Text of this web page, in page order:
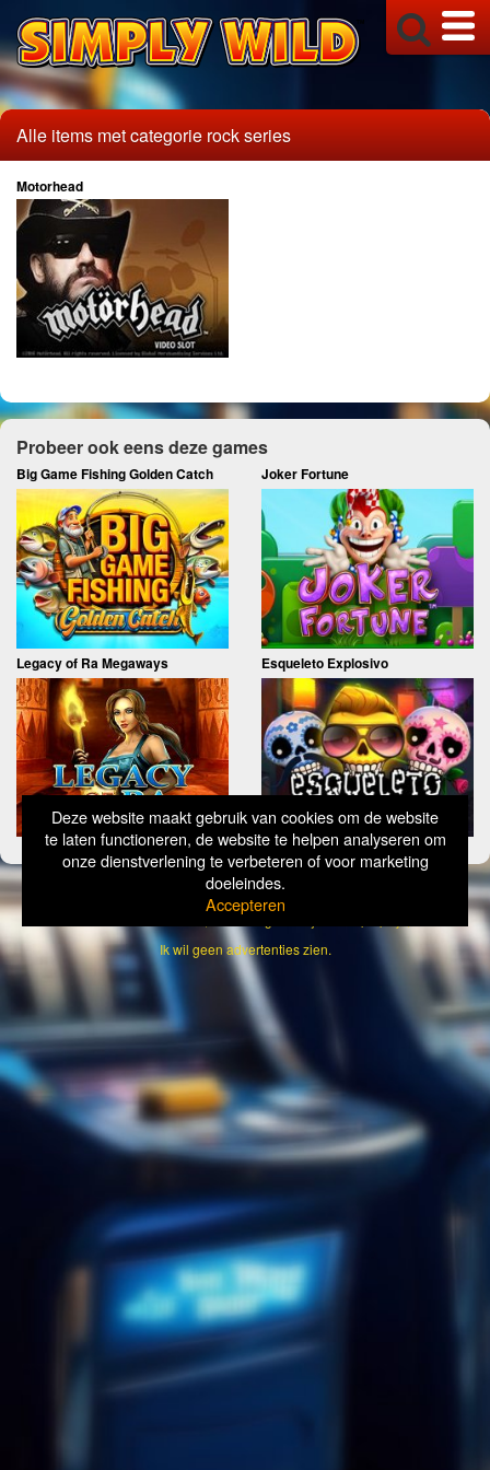
Deze website maakt gebruik van cookies om de website
te laten functioneren, de website te helpen analyseren om
onze dienstverlening te verbeteren of voor marketing
doeleindes.
Accepteren
Alle items met categorie rock series
Motorhead
Probeer ook eens deze games
Big Game Fishing Golden Catch Joker Fortune
Legacy of Ra Megaways Esqueleto Explosivo
CopyrightSimply Wild 2026
Verantwoord Gokken Info, Wat kost gokken jou? Stop op tijd, 18+
Ik wil geen advertenties zien.